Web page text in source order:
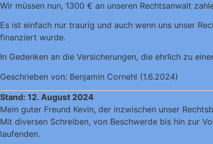
Wir müssen nun, 1300 € an unseren Rechtsanwalt
Es ist einfach nur traurig und auch wenn uns unser
finanziert wurde.
In Gedenken an die Versicherungen, die ehrlich zu
Geschrieben von: Benjamin Cornehl (1.6.2024)
Stand: 12. August 2024
Mein guter Freund Kevin, der inzwischen unser
Mit diversen Schreiben, von Beschwerde bis hin zur
laufenden.